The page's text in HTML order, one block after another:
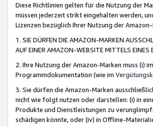
Diese Richtlinien gelten für die Nutzung der
müssen jederzeit strikt eingehalten werden,
Lizenzen bezüglich Ihrer Nutzung der
1. SIE DÜRFEN DIE AMAZON-MARKEN
AUF EINER AMAZON-WEBSITE MITTELS EINES
2. Ihre Nutzung der Amazon-Marken muss (i)
Programmdokumentation (wie im
3. Sie dürfen die Amazon-Marken
nicht wie folgt nutzen oder darstellen: (i) in
Produkte und Dienstleistungen zu
schädigen könnte, oder (iv) in Offline-